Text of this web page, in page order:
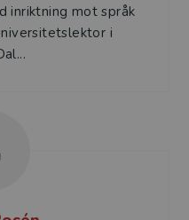
inriktning mot språk
i